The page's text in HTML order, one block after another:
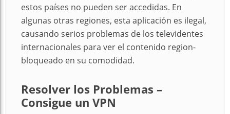
estos países no pueden ser accedidas. En
algunas otras regiones, esta aplicación es ilegal,
causando serios problemas de los televidentes
internacionales para ver el contenido region-
bloqueado en su comodidad.
Resolver los Problemas –
Consigue un VPN